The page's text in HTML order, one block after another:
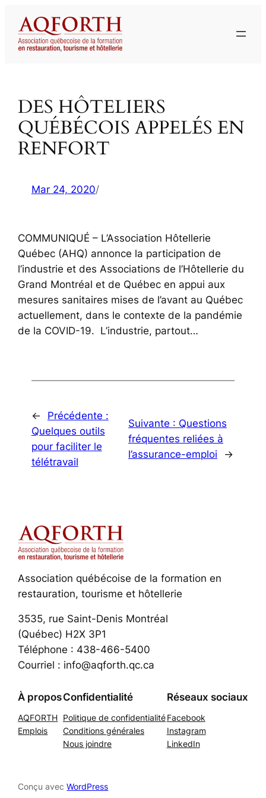
contenu
DES HÔTELIERS
QUÉBÉCOIS APPELÉS EN
RENFORT
Mar 24, 2020/
COMMUNIQUÉ – L’Association Hôtellerie
Québec (AHQ) annonce la participation de
l’industrie et des Associations de l’Hôtellerie du
Grand Montréal et de Québec en appui aux
mesures sanitaires mises de l’avant au Québec
actuellement, dans le contexte de la pandémie
de la COVID-19. L’industrie, partout…
←
Précédente :
Quelques outils
pour faciliter le
télétravail
Suivante : Questions
fréquentes reliées à
l’assurance-emploi
→
Association québécoise de la formation en
restauration, tourisme et hôtellerie
3535, rue Saint-Denis Montréal
(Québec) H2X 3P1
Téléphone : 438-466-5400
Courriel : info@aqforth.qc.ca
À propos
AQFORTH
Emplois
Confidentialité
Politique de confidentialité
Conditions générales
Nous joindre
Réseaux sociaux
Facebook
Instagram
LinkedIn
Conçu avecWordPress